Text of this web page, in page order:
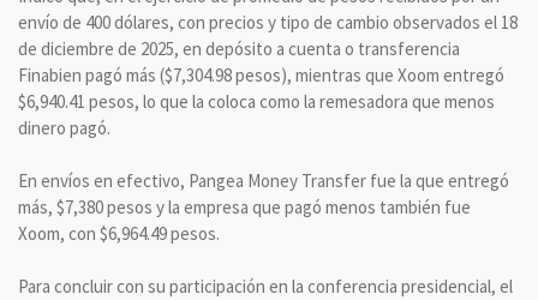
envío de 400 dólares, con precios y tipo de cambio observados el 18
de diciembre de 2025, en depósito a cuenta o transferencia
Finabien pagó más ($7,304.98 pesos), mientras que Xoom entregó
$6,940.41 pesos, lo que la coloca como la remesadora que menos
dinero pagó.
En envíos en efectivo, Pangea Money Transfer fue la que entregó
más, $7,380 pesos y la empresa que pagó menos también fue
Xoom, con $6,964.49 pesos.
Para concluir con su participación en la conferencia presidencial, el